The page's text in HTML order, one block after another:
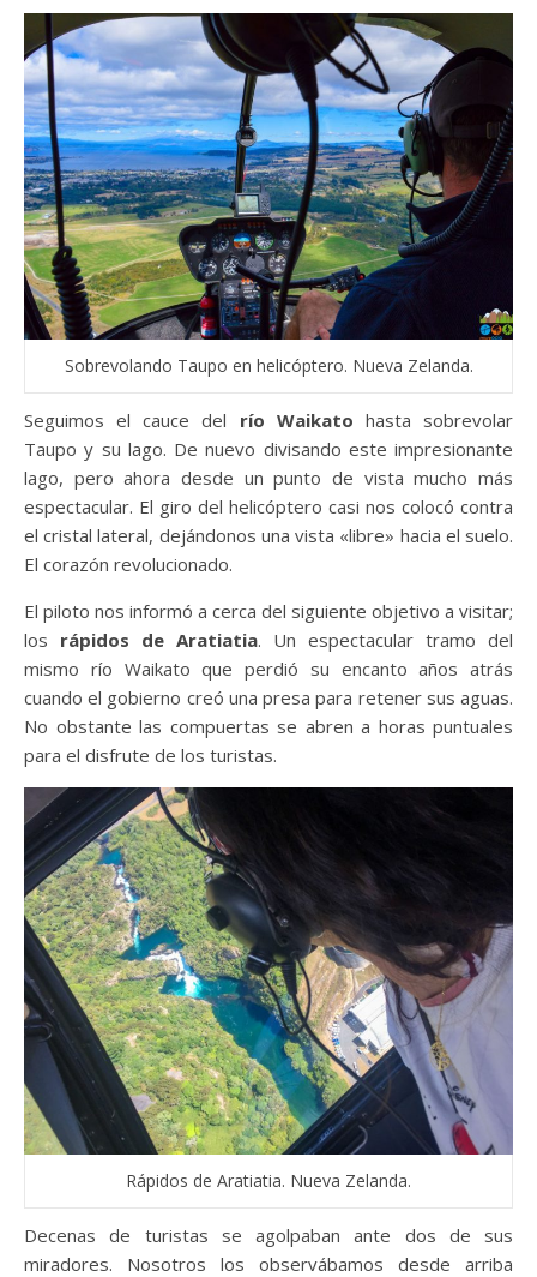
Sobrevolando Taupo en helicóptero. Nueva Zelanda.
Seguimos el cauce del río Waikato hasta sobrevolar
Taupo y su lago. De nuevo divisando este impresionante
lago, pero ahora desde un punto de vista mucho más
espectacular. El giro del helicóptero casi nos colocó contra
el cristal lateral, dejándonos una vista «libre» hacia el suelo.
El corazón revolucionado.
El piloto nos informó a cerca del siguiente objetivo a visitar;
los rápidos de Aratiatia. Un espectacular tramo del
mismo río Waikato que perdió su encanto años atrás
cuando el gobierno creó una presa para retener sus aguas.
No obstante las compuertas se abren a horas puntuales
para el disfrute de los turistas.
Rápidos de Aratiatia. Nueva Zelanda.
Decenas de turistas se agolpaban ante dos de sus
miradores. Nosotros los observábamos desde arriba